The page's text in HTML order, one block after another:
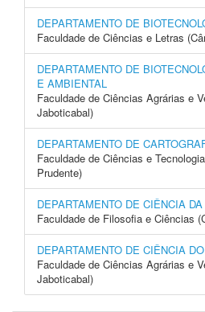
DEPARTAMENTO DE
Faculdade de Ciências e Letras
DEPARTAMENTO DE
E AMBIENTAL
Faculdade de Ciências Agrárias e
Jaboticabal)
DEPARTAMENTO DE
Faculdade de Ciências e
Prudente)
DEPARTAMENTO DE CIÊNCIA
Faculdade de Filosofia e Ciências
DEPARTAMENTO DE CIÊNCIA
Faculdade de Ciências Agrárias e
Jaboticabal)